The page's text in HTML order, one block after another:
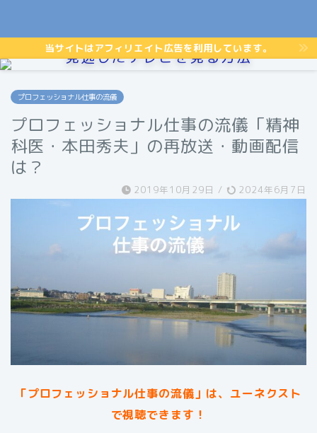
当サイトはアフィリエイト広告を利用しています。
見逃したテレビを見る方法
プロフェッショナル仕事の流儀
プロフェッショナル仕事の流儀「精神
科医・本田秀夫」の再放送・動画配信
は？
2019年10月29日 / 2024年6月7日
「プロフェッショナル仕事の流儀」は、ユーネクスト
で視聴できます！